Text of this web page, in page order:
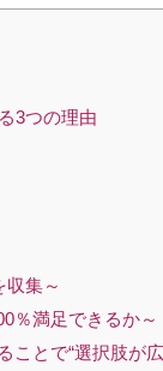
3つの理由
収集～
％満足できるか～
とで“選択肢が広